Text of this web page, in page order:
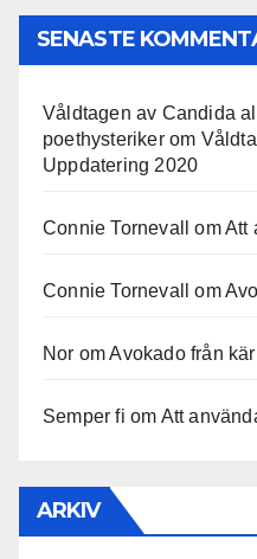
SENASTE
Våldtagen av Candida
poethysterikerom
Uppdatering 2020
Connie Tornevall omAtt
Connie Tornevall om
Nor omAvokado från
Semper fi om Att
ARKIV